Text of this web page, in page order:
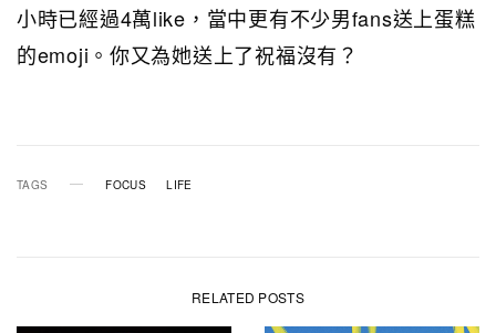
小時已經過4萬like，當中更有不少男fans送上蛋糕
的emoji。你又為她送上了祝福沒有？
TAGS FOCUS LIFE
RELATED POSTS